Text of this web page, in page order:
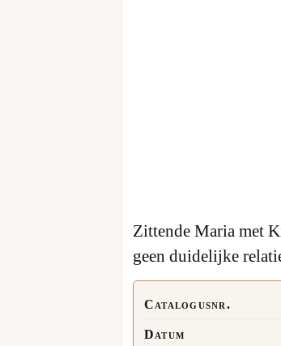
Zittende Maria met
geen duidelijke
Catalogusnr.
Datum